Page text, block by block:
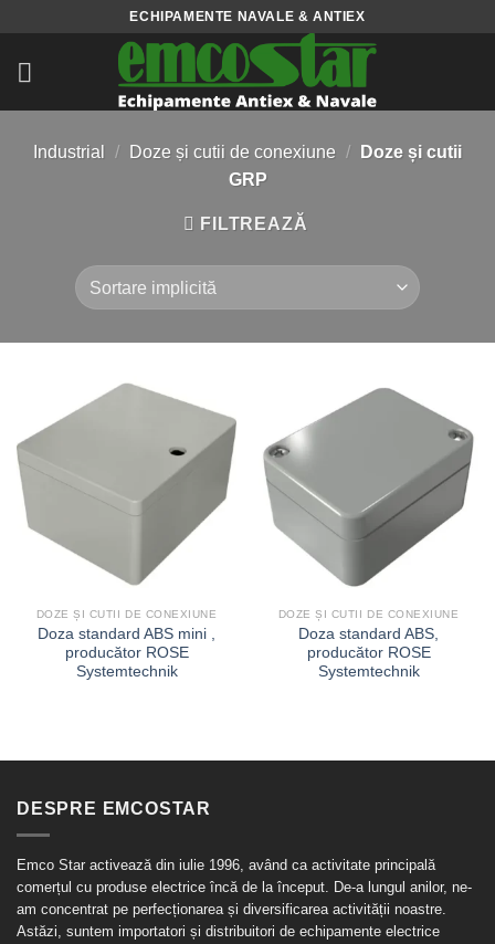
content
ECHIPAMENTE NAVALE & ANTIEX
Industrial / Doze și cutii de conexiune /
Doze și cutii
GRP
FILTREAZĂ
DOZE ȘI CUTII DE CONEXIUNE
Doza standard ABS mini ,
producător ROSE
Systemtechnik
DOZE ȘI CUTII DE CONEXIUNE
Doza standard ABS,
producător ROSE
Systemtechnik
DESPRE EMCOSTAR
Emco Star activează din iulie 1996, având ca activitate principală
comerțul cu produse electrice încă de la început. De-a lungul anilor, ne-
am concentrat pe perfecționarea și diversificarea activității noastre.
Astăzi, suntem importatori și distribuitori de echipamente electrice